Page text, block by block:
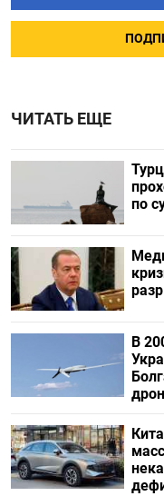
ЧИТАТЬ ЕЩЕ
по
В
дрон